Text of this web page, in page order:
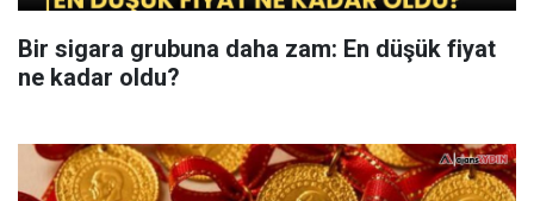
Bir sigara grubuna daha zam: En düşük fiyat
ne kadar oldu?